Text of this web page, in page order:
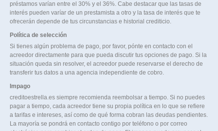
préstamos varían entre el 30% y el 36%. Cabe destacar que las tasas de
interés pueden varíar de un prestamista a otro y la tasa de interés que te
ofrecerán depende de tus circunstancias e historial crediticio.
Política de selección
Si tienes algún problema de pago, por favor, pónte en contacto con el
acreedor directamente para que pueda discutir tus opciones de pago. Si la
situación queda sin resolver, el acreedor puede reservarse el derecho de
transferir tus datos a una agencia independiente de cobro.
Impago
creditoestrella.es siempre recomienda reembolsar a tiempo. Si no puedes
pagar a tiempo, cada acreedor tiene su propia política en lo que se refiere
a tarifas e intereses, así como de qué forma cobran las deudas pendientes.
La mayoría se pondrá en contacto contigo por teléfono o por correo